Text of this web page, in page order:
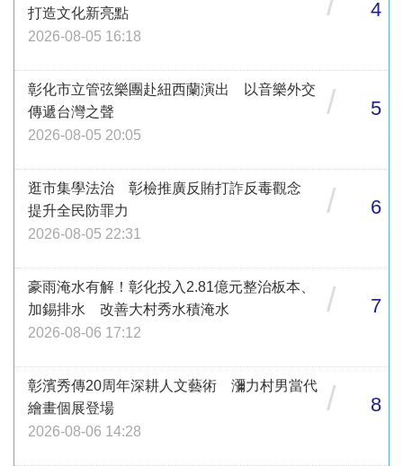
打造文化新亮點
2026-08-05 16:18
4
彰化市立管弦樂團赴紐西蘭演出 以音樂外交
傳遞台灣之聲
2026-08-05 20:05
/ 5
逛市集學法治 彰檢推廣反賄打詐反毒觀念
提升全民防罪力
2026-08-05 22:31
/ 6
豪雨淹水有解！彰化投入2.81億元整治板本、
加錫排水 改善大村秀水積淹水
2026-08-06 17:12
/ 7
彰濱秀傳20周年深耕人文藝術 瀰力村男當代
繪畫個展登場
2026-08-06 14:28
/ 8